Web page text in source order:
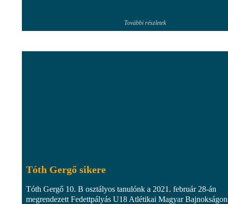
További részletek
Tóth Gergő sikere
Tóth Gergő 10. B osztályos tanulónk a 2021. február 28-án
megrendezett Fedettpályás U18 Atlétikai Magyar Bajnokságon